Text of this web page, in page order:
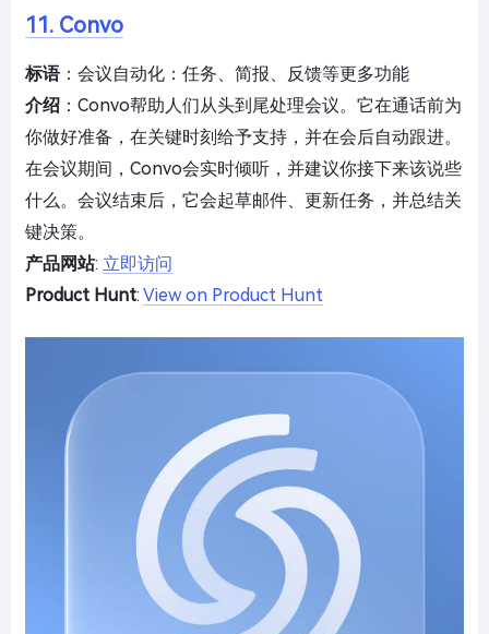
11. Convo
标语：会议自动化：任务、简报、反馈等更多功能
介绍 ：Convo帮助人们从头到尾处理会议。它在通话前为
你做好准备，在关键时刻给予支持，并在会后自动跟进。
在会议期间，Convo会实时倾听，并建议你接下来该说些
什么。会议结束后，它会起草邮件、更新任务，并总结关
键决策。
产品网站: 立即访问
Product Hunt: View on Product Hunt